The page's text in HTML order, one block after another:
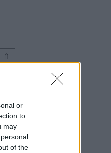
or
to
may
of the
⇑